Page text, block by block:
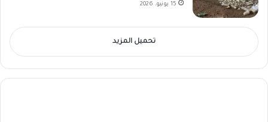
15 يونيو، 2026
تحميل المزيد